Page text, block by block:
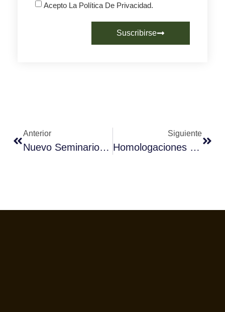
Acepto La Política De Privacidad.
Suscribirse
Anterior
Nuevo Seminario: Marketing Experiencial Y Neuroventas
Siguiente
Homologaciones Jueces Baristas Fórum Café – Euskadi